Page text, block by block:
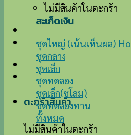
ไม่มีสินค้าในตะกร้า
ตะกร้าสินค้า
ไม่มีสินค้าในตะกร้า
สะเก็ดเงิน
ชุดใหญ่ (เน้นเห็นผล)
ชุดกลาง
ชุดเล็ก
ชุดทดลอง
ชุดเล็ก(ชโลม)
ชุดทดลองทาน
ทั้งหมด